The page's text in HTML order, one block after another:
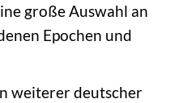
große Auswahl an
Epochen und
weiterer deutscher